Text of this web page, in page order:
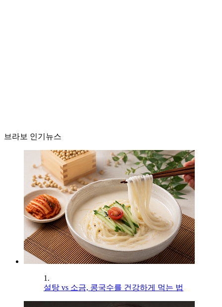
브라보 인기뉴스
1.
설탕 vs 소금, 콩국수를 건강하게 먹는 법